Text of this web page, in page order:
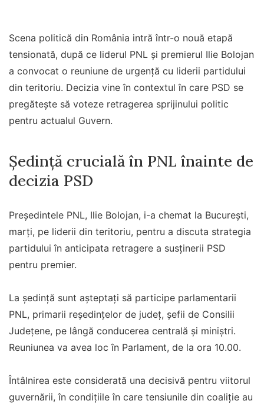
Scena politică din România intră într-o nouă etapă
tensionată, după ce liderul PNL și premierul Ilie Bolojan
a convocat o reuniune de urgență cu liderii partidului
din teritoriu. Decizia vine în contextul în care PSD se
pregătește să voteze retragerea sprijinului politic
pentru actualul Guvern.
Ședință crucială în PNL înainte de
decizia PSD
Președintele PNL, Ilie Bolojan, i-a chemat la București,
marți, pe liderii din teritoriu, pentru a discuta strategia
partidului în anticipata retragere a susținerii PSD
pentru premier.
La ședință sunt așteptați să participe parlamentarii
PNL, primarii reședințelor de județ, șefii de Consilii
Județene, pe lângă conducerea centrală și miniștri.
Reuniunea va avea loc în Parlament, de la ora 10.00.
Întâlnirea este considerată una decisivă pentru viitorul
guvernării, în condițiile în care tensiunile din coaliție au